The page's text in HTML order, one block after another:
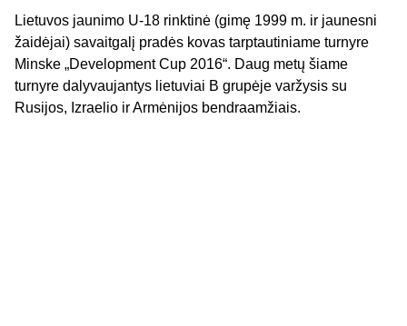
Lietuvos jaunimo U-18 rinktinė (gimę 1999 m. ir jaunesni
žaidėjai) savaitgalį pradės kovas tarptautiniame turnyre
Minske „Development Cup 2016“. Daug metų šiame
turnyre dalyvaujantys lietuviai B grupėje varžysis su
Rusijos, Izraelio ir Armėnijos bendraamžiais.